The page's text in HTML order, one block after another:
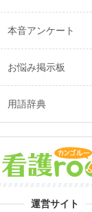
本音アンケート
お悩み掲示板
用語辞典
運営サイト